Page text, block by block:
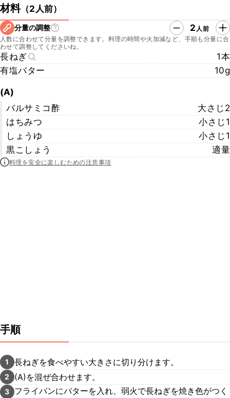
材料（2人前）
分量の調整 2 人前
人数に合わせて分量を調整できます。料理の時間や火加減など、手順も分量に合
わせて調整してくださいね。
長ねぎ
1本
有塩バター
10g
(A)
バルサミコ酢
大さじ2
はちみつ
小さじ1
しょうゆ
小さじ1
黒こしょう
適量
料理を安全に楽しむための注意事項
手順
1 長ねぎを食べやすい大きさに切り分けます。
2 (A)を混ぜ合わせます。
3
フライパンにバターを入れ、弱火で長ねぎを焼き色がつく